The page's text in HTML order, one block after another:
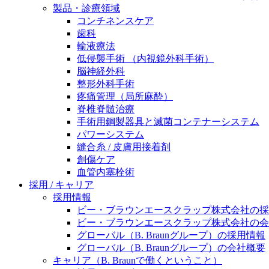
ニューススペース
製品・診療領域
コンチネンスケア
歯科
輸液療法
低侵襲手術 （内視鏡外科手術）
脳神経外科
整形外科手術
疼痛管理（局所麻酔）
脊椎脊髄治療
手術用鋼製器具と滅菌コンテナーシステム
パワーシステム
縫合糸 / 皮膚用接着剤
創傷ケア
血管内塞栓術
採用 / キャリア
採用情報
ビー・ブラウンエースクラップ株式会社の
ビー・ブラウンエースクラップ株式会社の
グローバル（B. Braunグループ）の採用情報
グローバル（B. Braunグループ）の会社概要
キャリア（B. Braunで働くということ）